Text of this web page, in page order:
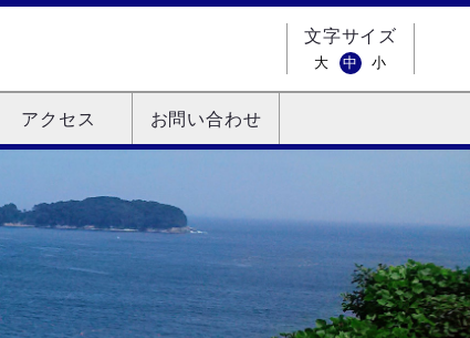
文字サイズ
大 中 小
アクセス お問い合わせ